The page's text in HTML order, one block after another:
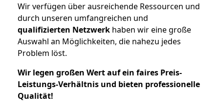
Wir verfügen über ausreichende Ressourcen und
durch unseren umfangreichen und
qualifizierten Netzwerk haben wir eine große
Auswahl an Möglichkeiten, die nahezu jedes
Problem löst.
Wir legen großen Wert auf ein faires Preis-
Leistungs-Verhältnis und bieten professionelle
Qualität!